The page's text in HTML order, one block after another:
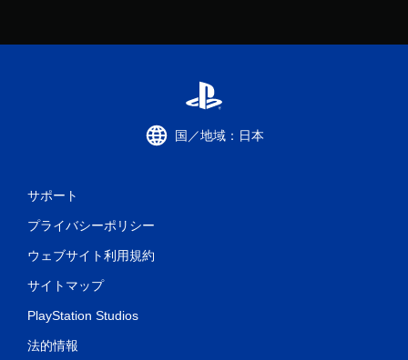
国／地域：日本
サポート
プライバシーポリシー
ウェブサイト利用規約
サイトマップ
PlayStation Studios
法的情報